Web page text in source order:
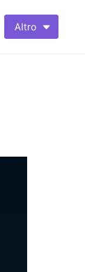
Altro